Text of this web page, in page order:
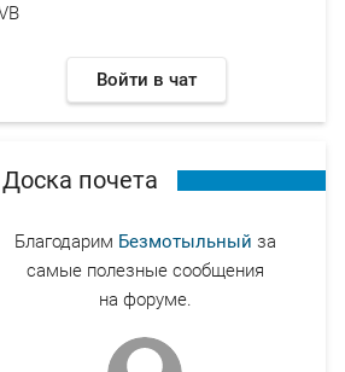
Войти в чат
Доска почета
Благодарим Безмотыльный за
самые полезные сообщения
на форуме.